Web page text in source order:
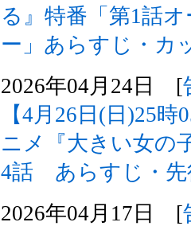
る』特番「第1話
ー」あらすじ・カ
2026年04月24日 [
【4月26日(日)25
ニメ『大きい女の
4話 あらすじ・先
2026年04月17日 [